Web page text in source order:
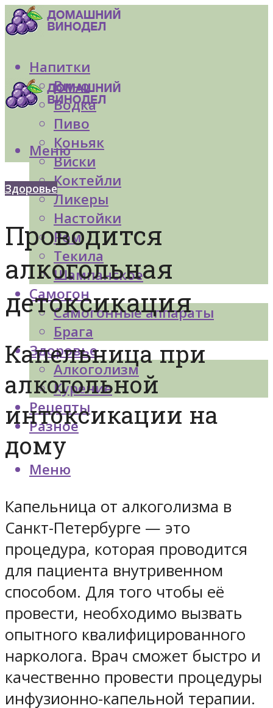
Напитки
Вино
Водка
Пиво
Коньяк
Виски
Коктейли
Ликеры
Настойки
Ром
Текила
Шампанское
Самогон
Самогонные аппараты
Брага
Здоровье
Алкоголизм
Курение
Рецепты
Разное
Меню
Меню
Здоровье
Проводится
алкогольная
детоксикация
Капельница при
алкогольной
интоксикации на
дому
Капельница от алкоголизма в
Санкт-Петербурге — это
процедура, которая проводится
для пациента внутривенном
способом. Для того чтобы её
провести, необходимо вызвать
опытного квалифицированного
нарколога. Врач сможет быстро и
качественно провести процедуры
инфузионно-капельной терапии.